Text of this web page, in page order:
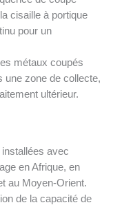
cisaille à portique
pour un
métaux coupés
une zone de collecte,
ultérieur.
installées avec
en Afrique, en
au Moyen-Orient.
de la capacité de